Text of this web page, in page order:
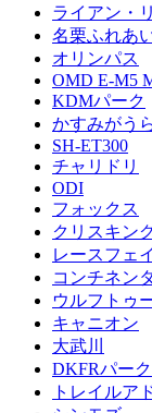
ライアン・
名栗ふれあ
オリンパス
OMD E-M5
KDMパーク
かすみがう
SH-ET300
チャリドリ
ODI
フォックス
クリスキン
レースフェ
コンチネン
ウルフトゥ
キャニオン
大武川
DKFRパーク
トレイルア